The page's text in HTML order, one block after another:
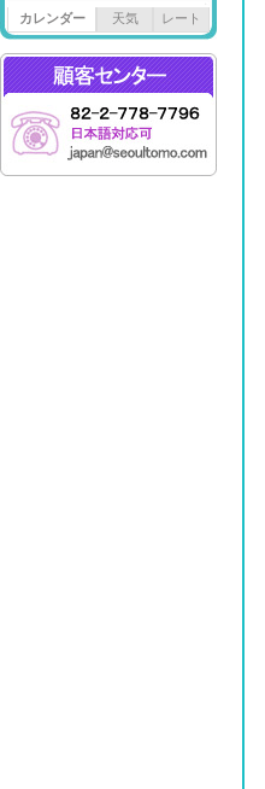
カレンダー 天気 レート